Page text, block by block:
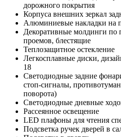
дорожного покрытия
Корпуса внешних зеркал
Алюминиевые накладки на
Декоративные молдинги по
проемов, блестящие
Теплозащитное остекление
Легкосплавные диски,
18
Светодиодные задние
стоп-сигналы,
поворота)
Светодиодные дневные
Рассеянное освещение
LED плафоны для чтения
Подсветка ручек дверей в